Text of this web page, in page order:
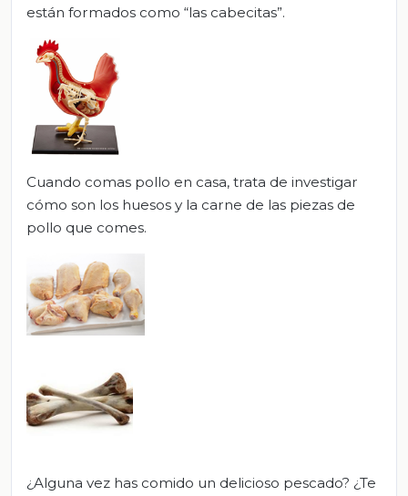
están formados como “las cabecitas”.
Cuando comas pollo en casa, trata de investigar
cómo son los huesos y la carne de las piezas de
pollo que comes.
¿Alguna vez has comido un delicioso pescado? ¿Te